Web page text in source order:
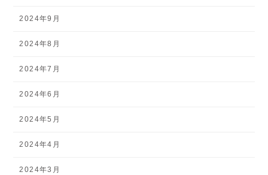
2024年9月
2024年8月
2024年7月
2024年6月
2024年5月
2024年4月
2024年3月